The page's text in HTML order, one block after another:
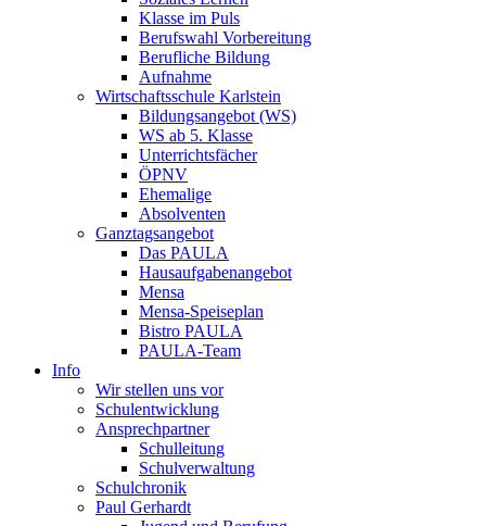
Klasse im Puls
Berufswahl Vorbereitung
Berufliche Bildung
Aufnahme
Wirtschaftsschule Karlstein
Bildungsangebot (WS)
WS ab 5. Klasse
Unterrichtsfächer
ÖPNV
Ehemalige
Absolventen
Ganztagsangebot
Das PAULA
Hausaufgabenangebot
Mensa
Mensa-Speiseplan
Bistro PAULA
PAULA-Team
Info
Wir stellen uns vor
Schulentwicklung
Ansprechpartner
Schulleitung
Schulverwaltung
Schulchronik
Paul Gerhardt